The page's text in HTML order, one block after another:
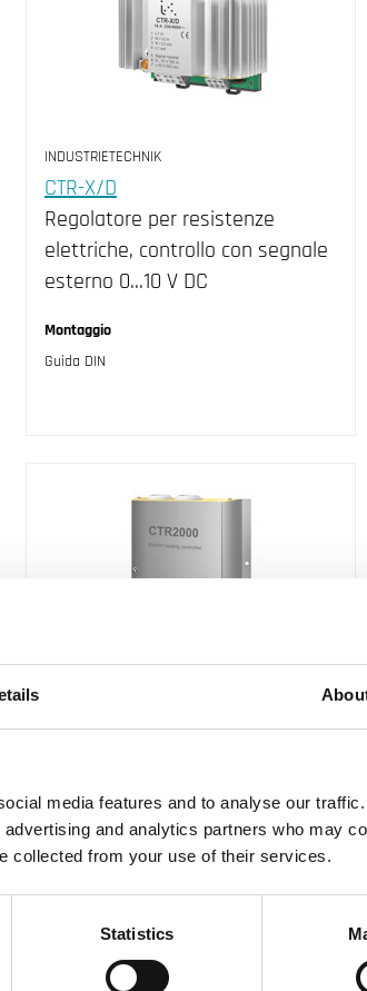
media features and to analyse our
and analytics partners who may
collected from your use of their services.
Statistics
INDUSTRIETECHNIK
CTR-X/D
Regolatore per resistenze
elettriche, controllo con segnale
esterno 0...10 V DC
Montaggio
Guida DIN
CTR2000